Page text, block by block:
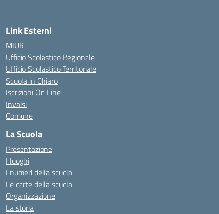
Link Esterni
MIUR
Ufficio Scolastico Regionale
Ufficio Scolastico Territoriale
Scuola in Chiaro
Iscrizioni On Line
Invalsi
Comune
La Scuola
Presentazione
I luoghi
I numeri della scuola
Le carte della scuola
Organizzazione
La storia